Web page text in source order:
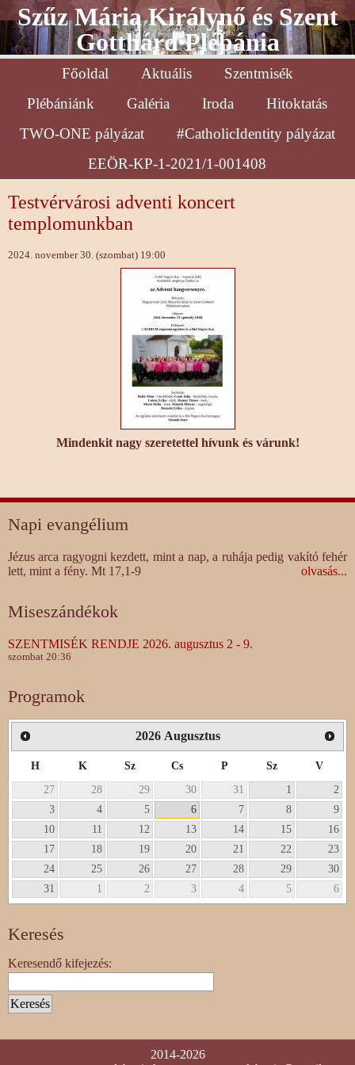
Szűz Mária Királynő és Szent
Gotthárd Plébánia
Főoldal Aktuális
Szentmisék
Plébániánk
Galéria Iroda
Hitoktatás
TWO-ONE pályázat
#CatholicIdentity pályázat
EEÖR-KP-1-2021/1-001408
Testvérvárosi adventi koncert
templomunkban
2024. november 30. (szombat) 19:00
Mindenkit nagy szeretettel hívunk és várunk!
Napi evangélium
Jézus arca ragyogni kezdett, mint a nap, a ruhája pedig vakító fehér
lett, mint a fény. Mt 17,1-9
olvasás...
Miseszándékok
SZENTMISÉK RENDJE 2026. augusztus 2 - 9.
szombat 20:36
Programok
2026 Augusztus
H K Sz Cs P Sz
V
27
28 29 30 31 1
2
3
4 5 6 7 8
9
10
11 12 13 14 15
16
17
18 19 20 21 22
23
24
25 26 27 28 29
30
31
1 2 3 4 5 6
Keresés
Keresendő kifejezés:
2014-2026